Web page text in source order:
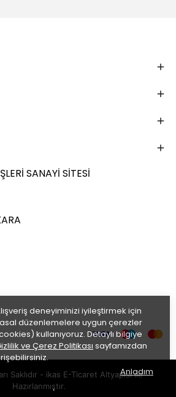
deneyiminizi iyileştirmek için
düzenlemelere uygun çerezler
kullanıyoruz. Detaylı bilgiye
ve Çerez Politikası sayfamızdan
Anladım
SANAYİ SİTESİ
Saklıdır - ikas E-Ticaret Altyapısı ile
Hazırlanmıştır.